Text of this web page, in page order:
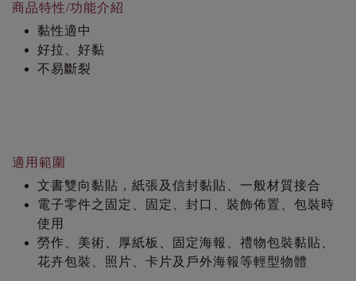
商品特性/功能介紹
黏性適中
好拉、好黏
不易斷裂
適用範圍
文書雙向黏貼，紙張及信封黏貼、一般材質接合
電子零件之固定、固定、封口、裝飾佈置、包裝時
使用
勞作、美術、厚紙板、固定海報、禮物包裝黏貼、
花卉包裝、照片、卡片及戶外海報等輕型物體